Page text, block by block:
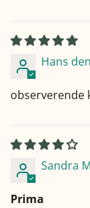
Hans
observerende
Sandra
Prima